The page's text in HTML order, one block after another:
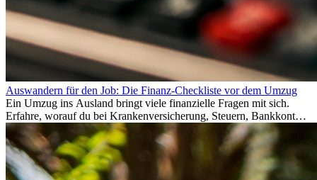
Auswandern für den Job: Die Finanz-Checkliste vor dem Umzug
Ein Umzug ins Ausland bringt viele finanzielle Fragen mit sich.
Erfahre, worauf du bei Krankenversicherung, Steuern, Bankkonto,
Rücklagen und Budgetplanung achten solltest, damit dein Neustart
im Ausland reibungslos gelingt.